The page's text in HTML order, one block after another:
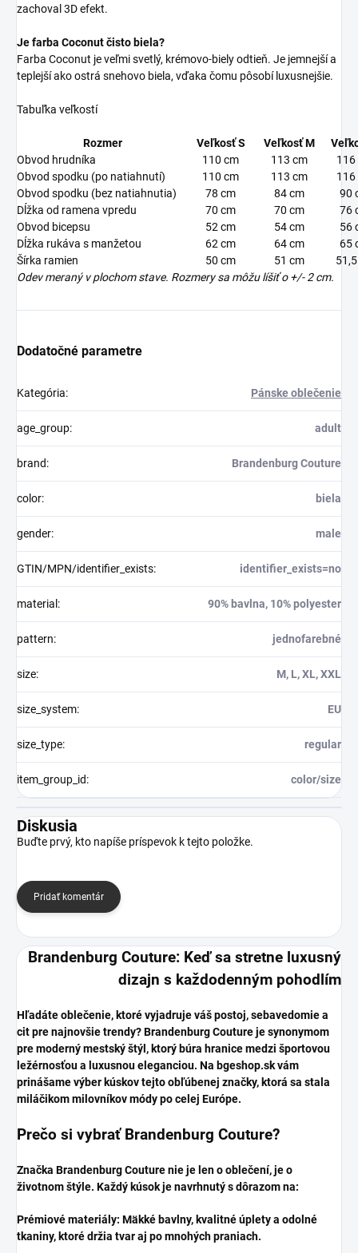
zachoval 3D efekt.
Je farba Coconut čisto biela?
Farba Coconut je veľmi svetlý, krémovo-biely odtieň. Je jemnejší a
teplejší ako ostrá snehovo biela, vďaka čomu pôsobí luxusnejšie.
Tabuľka veľkostí
Rozmer Veľkosť S Veľkosť M
Obvod hrudníka
110 cm 113 cm
116
Obvod spodku (po natiahnutí)
110 cm 113 cm
116
Obvod spodku (bez natiahnutia)
78 cm 84 cm
90
Dĺžka od ramena vpredu
70 cm 70 cm
76
Obvod bicepsu
52 cm 54 cm
56
Dĺžka rukáva s manžetou
62 cm 64 cm
65
Šírka ramien
50 cm 51 cm
Odev meraný v plochom stave. Rozmery sa môžu líšiť o +/- 2 cm.
Dodatočné parametre
Kategória: Pánske oblečenie
age_group: adult
brand: Brandenburg Couture
color: biela
gender: male
GTIN/MPN/identifier_exists: identifier_exists=no
material : 90% bavlna, 10% polyester
pattern: jednofarebné
size: M, L, XL, XXL
size_system: EU
size_type: regular
item_group_id: color/size
Diskusia
Buďte prvý, kto napíše príspevok k tejto položke.
Pridať komentár
Brandenburg Couture: Keď sa stretne luxusný
dizajn s každodenným pohodlím
​Hľadáte oblečenie, ktoré vyjadruje váš postoj, sebavedomie a
cit pre najnovšie trendy? Brandenburg Couture je synonymom
pre moderný mestský štýl, ktorý búra hranice medzi športovou
ležérnosťou a luxusnou eleganciou. Na bgeshop.sk vám
prinášame výber kúskov tejto obľúbenej značky, ktorá sa stala
miláčikom milovníkov módy po celej Európe.
​Prečo si vybrať Brandenburg Couture?
​Značka Brandenburg Couture nie je len o oblečení, je o
životnom štýle. Každý kúsok je navrhnutý s dôrazom na:
​Prémiové materiály: Mäkké bavlny, kvalitné úplety a odolné
tkaniny, ktoré držia tvar aj po mnohých praniach.